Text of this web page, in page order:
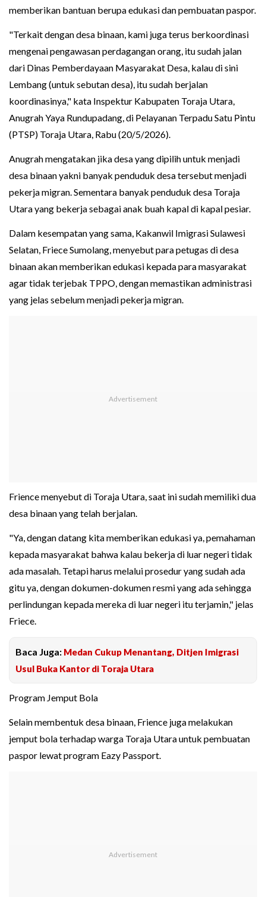
memberikan bantuan berupa edukasi dan pembuatan paspor.
"Terkait dengan desa binaan, kami juga terus berkoordinasi
mengenai pengawasan perdagangan orang, itu sudah jalan
dari Dinas Pemberdayaan Masyarakat Desa, kalau di sini
Lembang (untuk sebutan desa), itu sudah berjalan
koordinasinya," kata Inspektur Kabupaten Toraja Utara,
Anugrah Yaya Rundupadang, di Pelayanan Terpadu Satu Pintu
(PTSP) Toraja Utara, Rabu (20/5/2026).
Anugrah mengatakan jika desa yang dipilih untuk menjadi
desa binaan yakni banyak penduduk desa tersebut menjadi
pekerja migran. Sementara banyak penduduk desa Toraja
Utara yang bekerja sebagai anak buah kapal di kapal pesiar.
Dalam kesempatan yang sama, Kakanwil Imigrasi Sulawesi
Selatan, Friece Sumolang, menyebut para petugas di desa
binaan akan memberikan edukasi kepada para masyarakat
agar tidak terjebak TPPO, dengan memastikan administrasi
yang jelas sebelum menjadi pekerja migran.
Frience menyebut di Toraja Utara, saat ini sudah memiliki dua
desa binaan yang telah berjalan.
"Ya, dengan datang kita memberikan edukasi ya, pemahaman
kepada masyarakat bahwa kalau bekerja di luar negeri tidak
ada masalah. Tetapi harus melalui prosedur yang sudah ada
gitu ya, dengan dokumen-dokumen resmi yang ada sehingga
perlindungan kepada mereka di luar negeri itu terjamin," jelas
Friece.
Baca Juga: Medan Cukup Menantang, Ditjen Imigrasi
Usul Buka Kantor di Toraja Utara
Program Jemput Bola
Selain membentuk desa binaan, Frience juga melakukan
jemput bola terhadap warga Toraja Utara untuk pembuatan
paspor lewat program Eazy Passport.